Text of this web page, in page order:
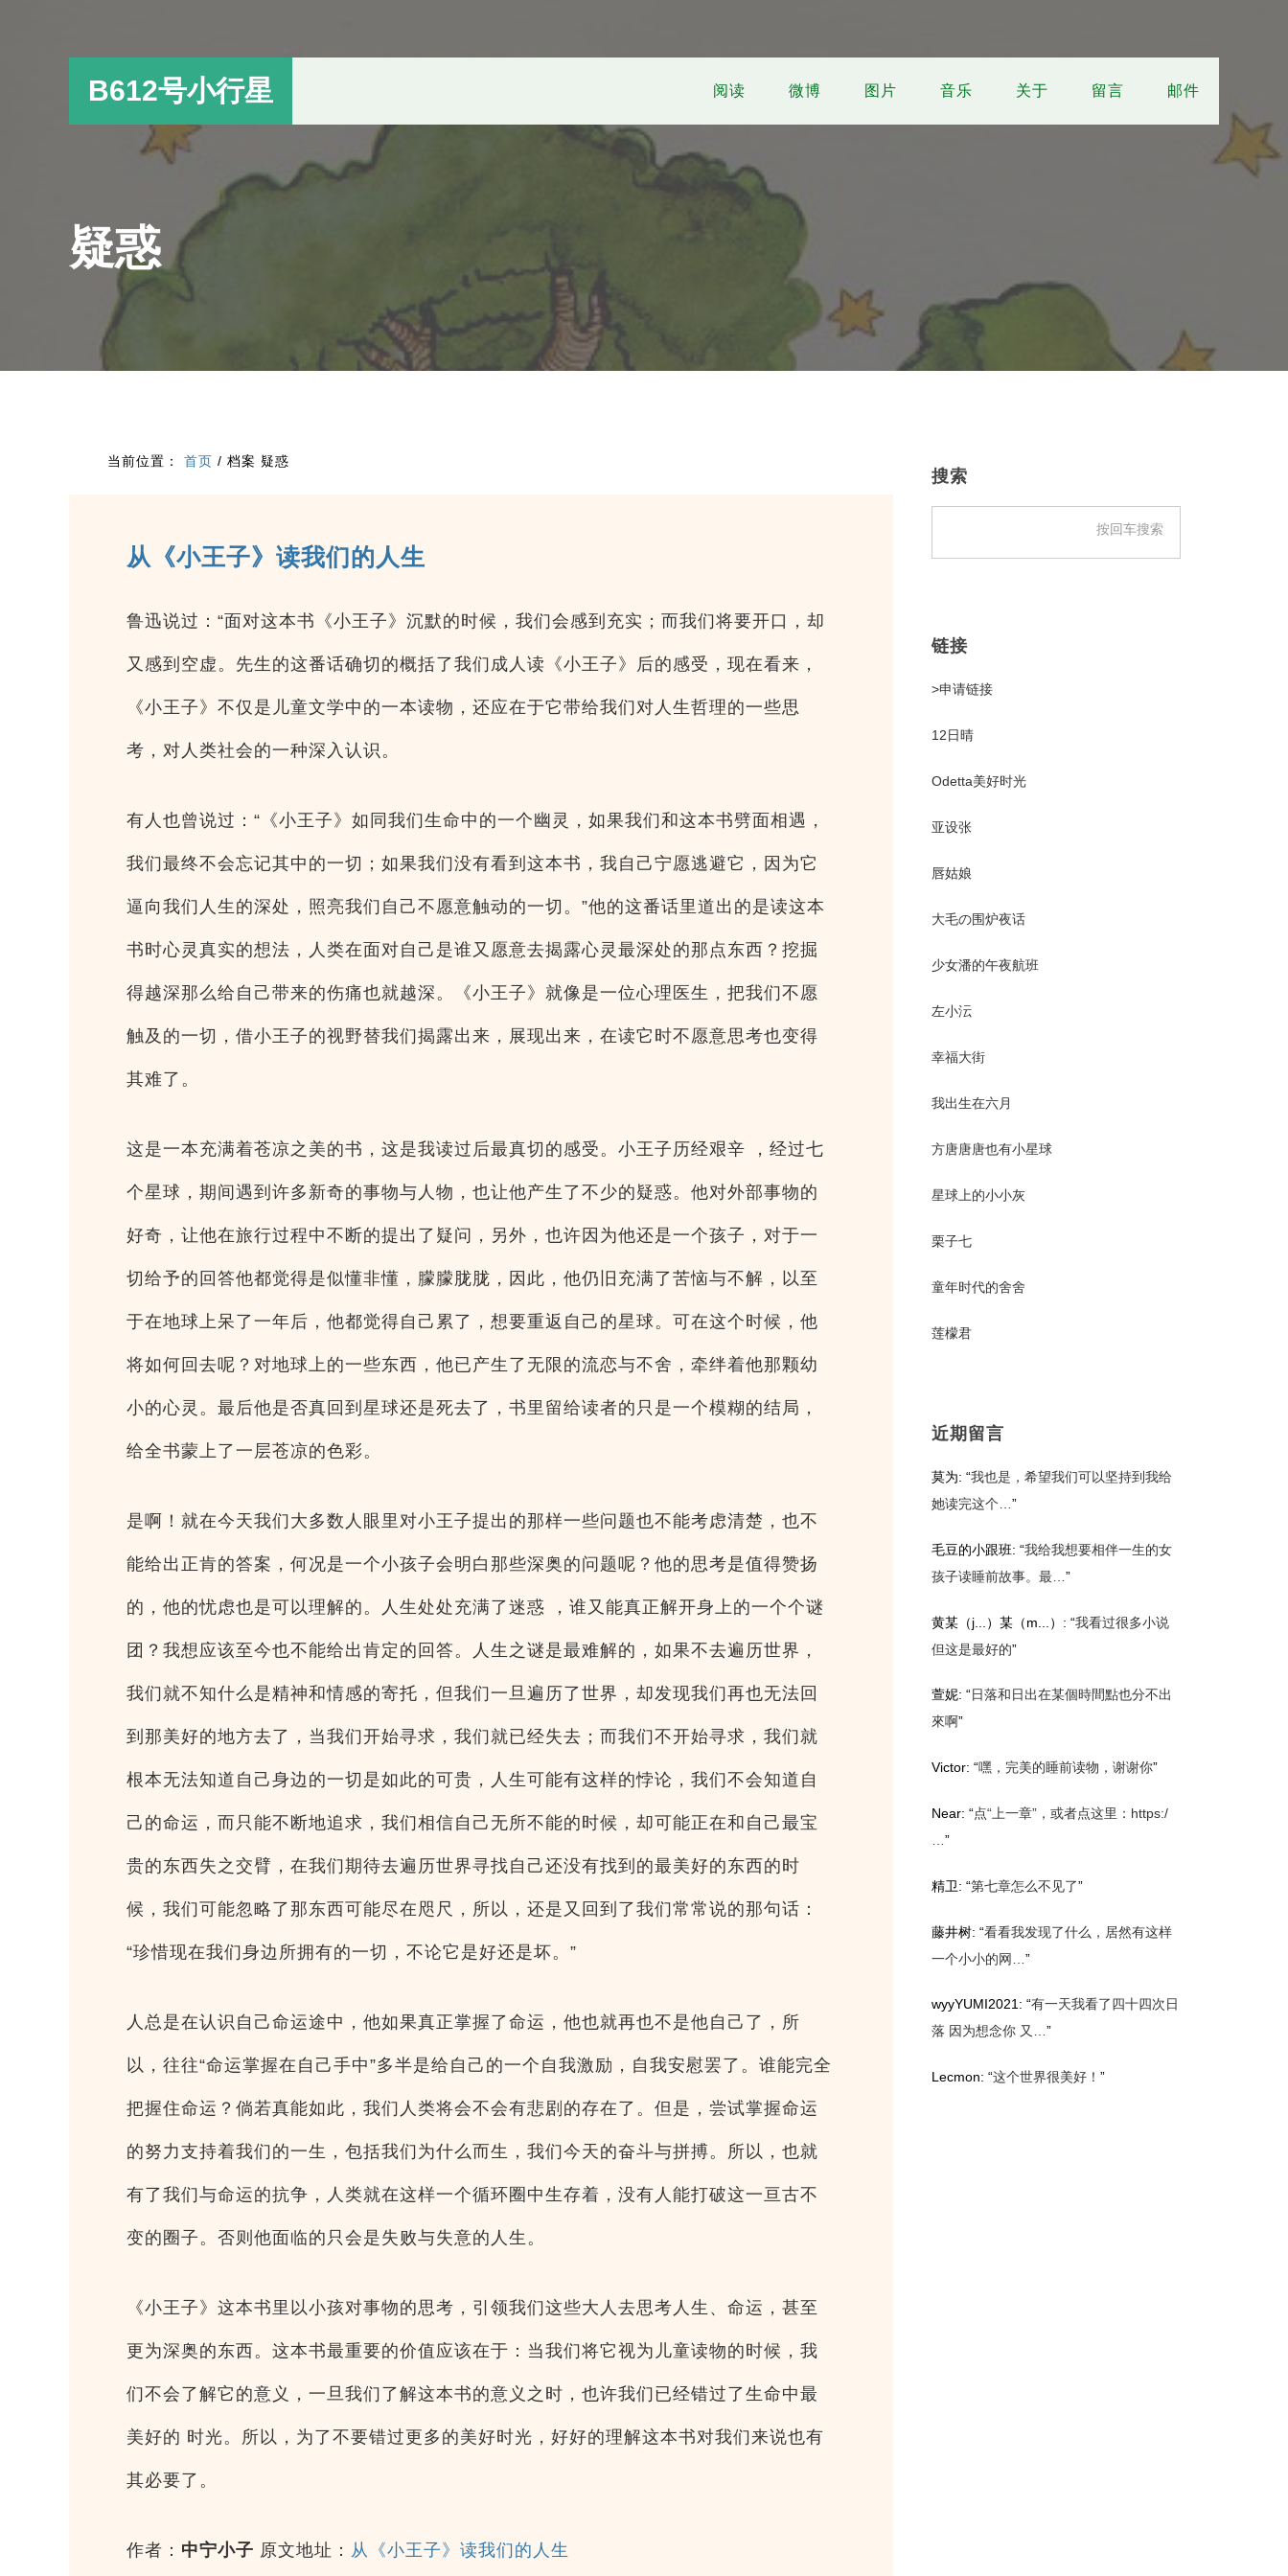
B612号小行星 阅读 微博 图片 音乐 关于 留言 邮件
疑惑
当前位置： 首页 / 档案 疑惑
从《小王子》读我们的人生
鲁迅说过：“面对这本书《小王子》沉默的时候，我们会感到充实；而我们将要开口，却
又感到空虚。先生的这番话确切的概括了我们成人读《小王子》后的感受，现在看来，
《小王子》不仅是儿童文学中的一本读物，还应在于它带给我们对人生哲理的一些思
考，对人类社会的一种深入认识。
有人也曾说过：“《小王子》如同我们生命中的一个幽灵，如果我们和这本书劈面相遇，
我们最终不会忘记其中的一切；如果我们没有看到这本书，我自己宁愿逃避它，因为它
逼向我们人生的深处，照亮我们自己不愿意触动的一切。”他的这番话里道出的是读这本
书时心灵真实的想法，人类在面对自己是谁又愿意去揭露心灵最深处的那点东西？挖掘
得越深那么给自己带来的伤痛也就越深。《小王子》就像是一位心理医生，把我们不愿
触及的一切，借小王子的视野替我们揭露出来，展现出来，在读它时不愿意思考也变得
其难了。
这是一本充满着苍凉之美的书，这是我读过后最真切的感受。小王子历经艰辛 ，经过七
个星球，期间遇到许多新奇的事物与人物，也让他产生了不少的疑惑。他对外部事物的
好奇，让他在旅行过程中不断的提出了疑问，另外，也许因为他还是一个孩子，对于一
切给予的回答他都觉得是似懂非懂，朦朦胧胧，因此，他仍旧充满了苦恼与不解，以至
于在地球上呆了一年后，他都觉得自己累了，想要重返自己的星球。可在这个时候，他
将如何回去呢？对地球上的一些东西，他已产生了无限的流恋与不舍，牵绊着他那颗幼
小的心灵。最后他是否真回到星球还是死去了，书里留给读者的只是一个模糊的结局，
给全书蒙上了一层苍凉的色彩。
是啊！就在今天我们大多数人眼里对小王子提出的那样一些问题也不能考虑清楚，也不
能给出正肯的答案，何况是一个小孩子会明白那些深奥的问题呢？他的思考是值得赞扬
的，他的忧虑也是可以理解的。人生处处充满了迷惑 ，谁又能真正解开身上的一个个谜
团？我想应该至今也不能给出肯定的回答。人生之谜是最难解的，如果不去遍历世界，
我们就不知什么是精神和情感的寄托，但我们一旦遍历了世界，却发现我们再也无法回
到那美好的地方去了，当我们开始寻求，我们就已经失去；而我们不开始寻求，我们就
根本无法知道自己身边的一切是如此的可贵，人生可能有这样的悖论，我们不会知道自
己的命运，而只能不断地追求，我们相信自己无所不能的时候，却可能正在和自己最宝
贵的东西失之交臂，在我们期待去遍历世界寻找自己还没有找到的最美好的东西的时
候，我们可能忽略了那东西可能尽在咫尺，所以，还是又回到了我们常常说的那句话：
“珍惜现在我们身边所拥有的一切，不论它是好还是坏。”
人总是在认识自己命运途中，他如果真正掌握了命运，他也就再也不是他自己了，所
以，往往“命运掌握在自己手中”多半是给自己的一个自我激励，自我安慰罢了。谁能完全
把握住命运？倘若真能如此，我们人类将会不会有悲剧的存在了。但是，尝试掌握命运
的努力支持着我们的一生，包括我们为什么而生，我们今天的奋斗与拼搏。所以，也就
有了我们与命运的抗争，人类就在这样一个循环圈中生存着，没有人能打破这一亘古不
变的圈子。否则他面临的只会是失败与失意的人生。
《小王子》这本书里以小孩对事物的思考，引领我们这些大人去思考人生、命运，甚至
更为深奥的东西。这本书最重要的价值应该在于：当我们将它视为儿童读物的时候，我
们不会了解它的意义，一旦我们了解这本书的意义之时，也许我们已经错过了生命中最
美好的 时光。所以，为了不要错过更多的美好时光，好好的理解这本书对我们来说也有
其必要了。
作者： 中宁小子 原文地址： 从《小王子》读我们的人生
搜索
链接
>申请链接
12日晴
Odetta美好时光
亚设张
唇姑娘
大毛の围炉夜话
少女潘的午夜航班
左小沄
幸福大街
我出生在六月
方唐唐唐也有小星球
星球上的小小灰
栗子七
童年时代的舍舍
莲檬君
近期留言
莫为: “我也是，希望我们可以坚持到我给
她读完这个… ”
毛豆的小跟班: “我给我想要相伴一生的女
孩子读睡前故事。最… ”
黄某（j...）某（m...） : “我看过很多小说
但这是最好的”
萱妮: “日落和日出在某個時間點也分不出
來啊”
Victor: “嘿，完美的睡前读物，谢谢你”
Near: “点“上一章”，或者点这里：https:/
”
精卫: “第七章怎么不见了”
藤井树: “看看我发现了什么，居然有这样
一个小小的网… ”
wyyYUMI2021: “有一天我看了四十四次日
落 因为想念你 又…”
Lecmon: “这个世界很美好！ ”